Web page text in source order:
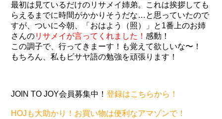
最初は見ているだけのリサメイ姉弟。これは挨拶しても
らえるまでに時間がかかりそうだな…と思っていたので
すが、ついに今朝、「おはよう（照）」と1番上のお姉
さんのリサメイが言ってくれました！感動！
この調子で、行ってきまーす！も覚えて欲しいな〜！
もちろん、私もビサヤ語の勉強を頑張ります！
JOIN TO JOY会員募集中！登録はこちらから！
HOJも大助かり！お買い物は便利なアマゾンで！